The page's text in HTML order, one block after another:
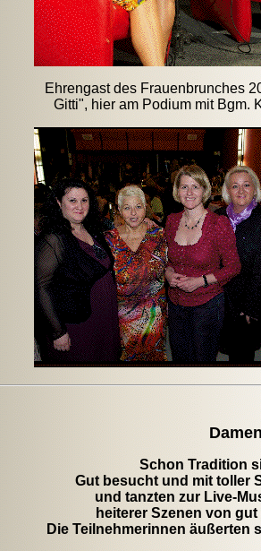
Ehrengast des Frauenbrunches
Gitti", hier am Podium mit Bgm.
Schon Tradition
Gut besucht und mit toller
und tanzten zur Live-
heiterer Szenen von
Die Teilnehmerinnen äußerten